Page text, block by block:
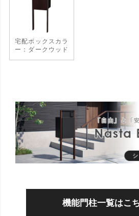
宅配ボックスカラ
ー：ダークウッド
機能門柱一覧はこ